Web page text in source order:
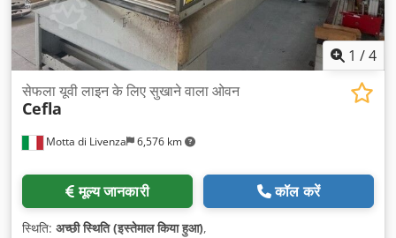
1 /4
Motta di Livenza 6,576 km
सेफला यूवी लाइन के लिए सुखाने वाला ओवन
Cefla
मूल्य जानकारी कॉल करें
स्थिति: अच्छी स्थिति (इस्तेमाल किया हुआ),